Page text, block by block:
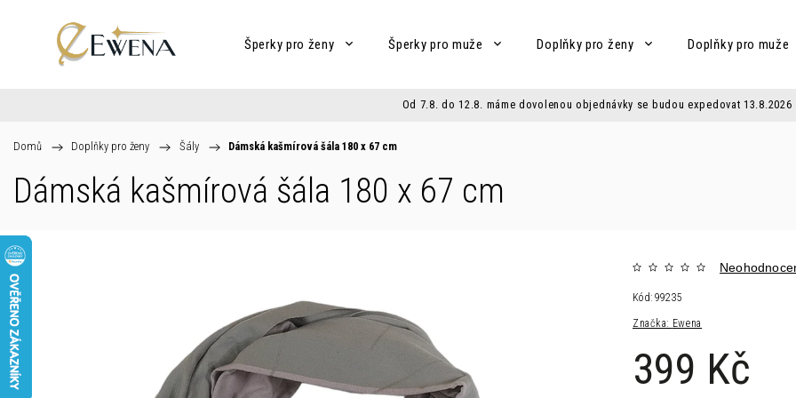
Šperky pro ženy Šperky pro muže Doplňky pro ženy Doplňky pro muže
Od 7.8. do 12.8. máme dovolenou objednávky se budou expedovat 13.8.2026
Domů / Doplňky pro ženy / Šály / Dámská kašmírová šála 180 x 67 cm
Dámská kašmírová šála 180 x 67 cm
Značka: Ewena
399 Kč
Kód: 99235